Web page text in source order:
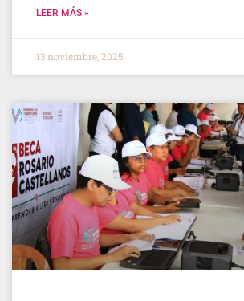
LEER MÁS »
13 noviembre, 2025